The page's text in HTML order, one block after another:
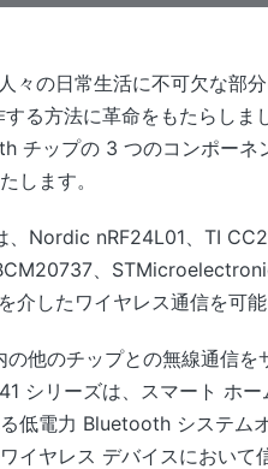
々の日常生活に不可欠な部
る方法に革命をもたらし
チップの 3 つのコンポー
します。
Nordic nRF24L01、TI
、
したワイヤレス通信を可
他のチップとの無線通信
シリーズは、スマート ホ
低電力 Bluetooth システム
イヤレス デバイスにおい